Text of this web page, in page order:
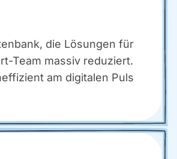
die Lösun­gen für
Team mas­siv redu­ziert.
am digi­ta­len Puls